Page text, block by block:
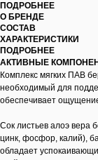
ПОДРОБНЕЕ
О БРЕНДЕ
СОСТАВ
ХАРАКТЕРИСТИКИ
ПОДРОБНЕЕ
АКТИВНЫЕ
Комплекс мягких ПАВ
необходимый для
обеспечивает
Сок листьев алоэ вера
цинк, фосфор, калий),
обладает